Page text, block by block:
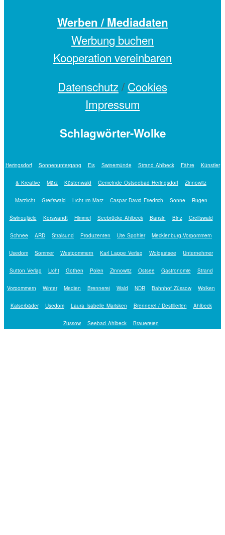
Werben / Mediadaten
Werbung buchen
Kooperation vereinbaren
Datenschutz/ Cookies
Impressum
Schlagwörter-Wolke
Heringsdorf Sonnenuntergang Eis Swinemünde Strand Ahlbeck Fähre Künstler
& Kreative März Küstenwald Gemeinde Ostseebad Heringsdorf Zinnowitz
Märzlicht Greifswald Licht im März Caspar David Friedrich Sonne Rügen
Świnoujście Korswandt Himmel Seebrücke Ahlbeck Bansin Binz Greifswald
Schnee ARD Stralsund Produzenten Ute Spohler Mecklenburg-Vorpommern
Usedom Sommer Westpommern Karl Lappe Verlag Wolgastsee Unternehmer
Sutton Verlag Licht Gothen Polen Zinnowitz Ostsee Gastronomie Strand
Vorpommern Winter Medien Brennerei Wald NDR Bahnhof Züssow Wolken
Kaiserbäder Usedom Laura Isabelle Marisken Brennerei / Destillerien Ahlbeck
Züssow Seebad Ahlbeck Brauereien